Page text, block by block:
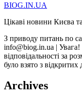
BIOG.IN.UA
Цікаві новини Києва
З приводу питань по
info@biog.in.ua | Увага!
відповідальності за
було взято з відкритих
Archives